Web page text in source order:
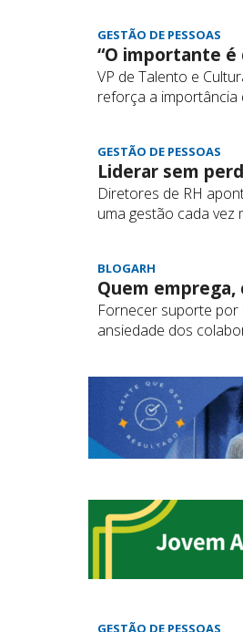
GESTÃO DE PESSOAS
“O importante é
VP de Talento e
reforça a importância
GESTÃO DE PESSOAS
Liderar sem
Diretores de RH
uma gestão cada vez
BLOGARH
Quem emprega,
Fornecer suporte por
ansiedade dos
GESTÃO DE PESSOAS